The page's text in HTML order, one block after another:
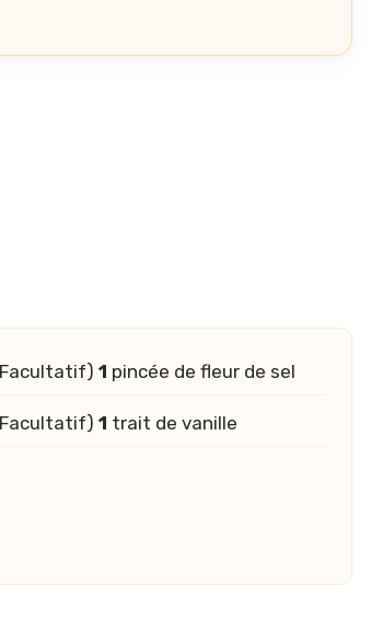
1 pincée de fleur de sel
1 trait de vanille